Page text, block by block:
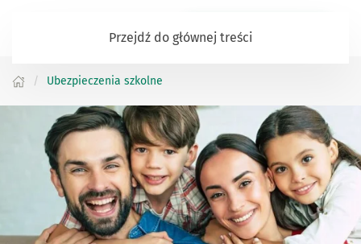
Przejdź do głównej treści
Ubezpieczenia szkolne